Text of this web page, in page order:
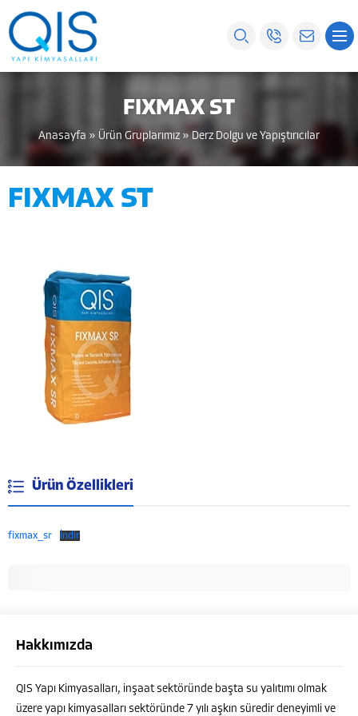
FIXMAX ST
Anasayfa » Ürün Gruplarımız » Derz Dolgu ve Yapıştırıcılar
FIXMAX ST
Ürün Özellikleri
fixmax_sr İndir
Hakkımızda
QIS Yapı Kimyasalları, inşaat sektöründe başta su yalıtımı olmak
üzere yapı kimyasalları sektöründe 7 yılı aşkın süredir deneyimli ve
Müşteri Temsilcisi